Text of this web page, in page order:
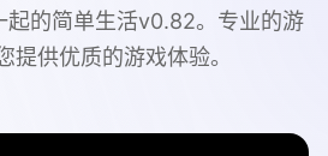
起的简单生活v0.82。专业的游
提供优质的游戏体验。